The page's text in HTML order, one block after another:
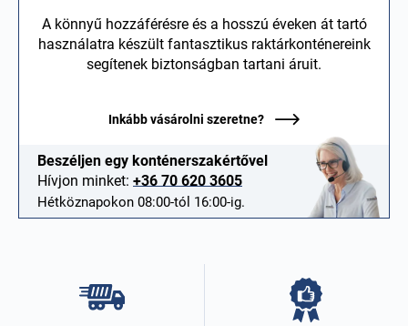
A könnyű hozzáférésre és a hosszú éveken át tartó
használatra készült fantasztikus raktárkonténereink
segítenek biztonságban tartani áruit.
Inkább vásárolni szeretne?
Beszéljen egy konténerszakértővel
Hívjon minket: +36 70 620 3605
Hétköznapokon 08:00-tól 16:00-ig.